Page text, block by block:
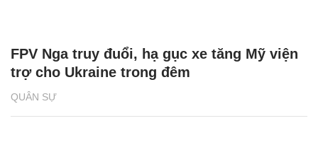
QUÂN SỰ
FPV Nga truy đuổi, hạ gục xe tăng Mỹ viện
trợ cho Ukraine trong đêm